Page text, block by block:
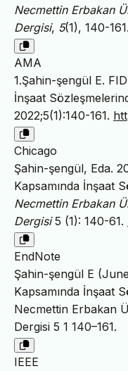
Necmettin Erbakan
Dergisi, 5(1), 140-161.
AMA
1.Şahin-şengül E.
İnşaat
2022;5(1):140-161.
Chicago
Şahin-şengül, Eda.
Kapsamında İnşaat
Necmettin Erbakan
Dergisi5 (1): 140-61.
EndNote
Şahin-şengül E
Kapsamında İnşaat
Necmettin Erbakan
Dergisi 5 1 140–161.
IEEE